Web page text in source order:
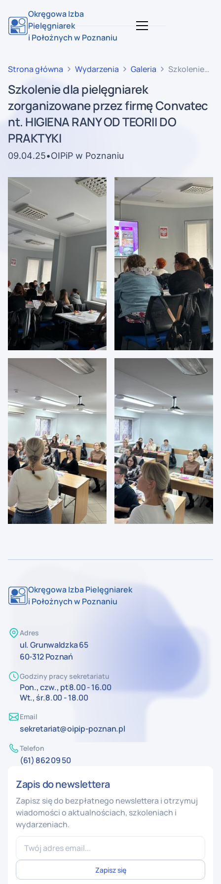
Okręgowa Izba
Pielęgniarek
i Położnych w Poznaniu
Strona główna Wydarzenia Galeria
Szkolenie
przez firmę
Convatec
PRAKTYKI
Szkolenie dla pielęgniarek
zorganizowane przez firmę Convatec
nt. HIGIENA RANY OD TEORII DO
PRAKTYKI
09.04.25•OIPiP w Poznaniu
Okręgowa Izba Pielęgniarek
i Położnych w Poznaniu
Adres
ul. Grunwaldzka 65
60-312 Poznań
Godziny pracy sekretariatu
Pon., czw., pt8.00 - 16.00
Wt., śr.8.00 - 18.00
Email
sekretariat@oipip-poznan.pl
Telefon
(61) 862 09 50
Zapis do newslettera
Zapisz się do bezpłatnego newslettera i otrzymuj
wiadomości o aktualnościach, szkoleniach i
wydarzeniach.